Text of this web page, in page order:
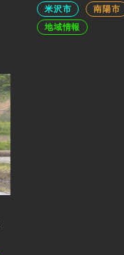
米沢市 南陽市
地域情報